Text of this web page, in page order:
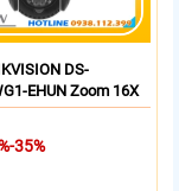
DS-
EHUN Zoom 16X
35%